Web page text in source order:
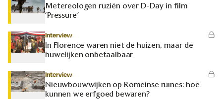
Metereologen ruziën over D-Day in film
‘Pressure’
Interview
In Florence waren niet de huizen, maar de
huwelijken onbetaalbaar
Interview
Nieuwbouwwijken op Romeinse ruïnes: hoe
kunnen we erfgoed bewaren?